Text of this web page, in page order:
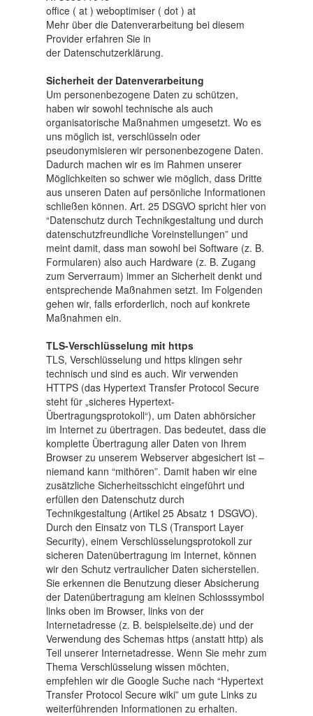
office ( at ) weboptimiser ( dot ) at
Mehr über die Datenverarbeitung bei diesem
Provider erfahren Sie in
der Datenschutzerklärung.
Sicherheit der Datenverarbeitung
Um personenbezogene Daten zu schützen,
haben wir sowohl technische als auch
organisatorische Maßnahmen umgesetzt. Wo es
uns möglich ist, verschlüsseln oder
pseudonymisieren wir personenbezogene Daten.
Dadurch machen wir es im Rahmen unserer
Möglichkeiten so schwer wie möglich, dass Dritte
aus unseren Daten auf persönliche Informationen
schließen können. Art. 25 DSGVO spricht hier von
“Datenschutz durch Technikgestaltung und durch
datenschutzfreundliche Voreinstellungen” und
meint damit, dass man sowohl bei Software (z. B.
Formularen) also auch Hardware (z. B. Zugang
zum Serverraum) immer an Sicherheit denkt und
entsprechende Maßnahmen setzt. Im Folgenden
gehen wir, falls erforderlich, noch auf konkrete
Maßnahmen ein.
TLS-Verschlüsselung mit https
TLS, Verschlüsselung und https klingen sehr
technisch und sind es auch. Wir verwenden
HTTPS (das Hypertext Transfer Protocol Secure
steht für „sicheres Hypertext-
Übertragungsprotokoll“), um Daten abhörsicher
im Internet zu übertragen. Das bedeutet, dass die
komplette Übertragung aller Daten von Ihrem
Browser zu unserem Webserver abgesichert ist –
niemand kann “mithören”. Damit haben wir eine
zusätzliche Sicherheitsschicht eingeführt und
erfüllen den Datenschutz durch
Technikgestaltung (Artikel 25 Absatz 1 DSGVO).
Durch den Einsatz von TLS (Transport Layer
Security), einem Verschlüsselungsprotokoll zur
sicheren Datenübertragung im Internet, können
wir den Schutz vertraulicher Daten sicherstellen.
Sie erkennen die Benutzung dieser Absicherung
der Datenübertragung am kleinen Schlosssymbol
links oben im Browser, links von der
Internetadresse (z. B. beispielseite.de) und der
Verwendung des Schemas https (anstatt http) als
Teil unserer Internetadresse. Wenn Sie mehr zum
Thema Verschlüsselung wissen möchten,
empfehlen wir die Google Suche nach “Hypertext
Transfer Protocol Secure wiki” um gute Links zu
weiterführenden Informationen zu erhalten.